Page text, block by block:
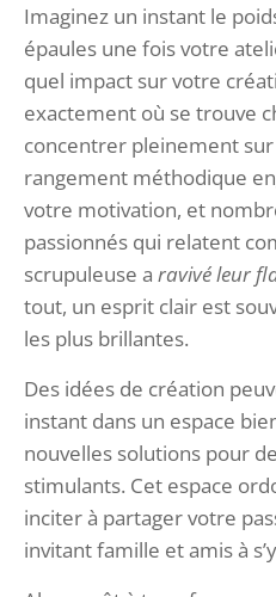
Imaginez un instant le
épaules une fois votre
quel impact sur votre
exactement où se trouve
concentrer pleinement sur
rangement méthodique
votre motivation, et
passionnés qui relatent
scrupuleuse a ravivé leur
tout, un esprit clair est
les plus brillantes.
Des idées de création
instant dans un espace
nouvelles solutions pour
stimulants. Cet espace
inciter à partager votre
invitant famille et amis à